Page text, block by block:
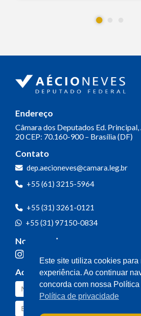
Endereço
Câmara dos Deputados Ed.
20CEP: 70.160-900 – Brasília (DF)
Contato
dep.aecioneves@camara.leg.br
+55 (61) 3215-5964
+55 (31) 3261-0121
+55 (31) 97150-0834
Nossas redes
Acompanhe o meu mandato
Este site utiliza cookies para
experiência. Ao continuar
concorda com nossa
Política de privacidade